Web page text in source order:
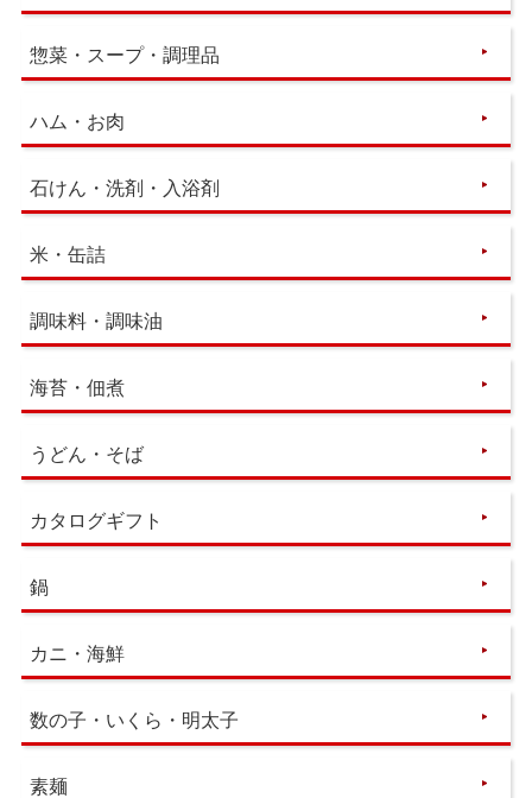
惣菜・スープ・調理品
ハム・お肉
石けん・洗剤・入浴剤
米・缶詰
調味料・調味油
海苔・佃煮
うどん・そば
カタログギフト
鍋
カニ・海鮮
数の子・いくら・明太子
素麺